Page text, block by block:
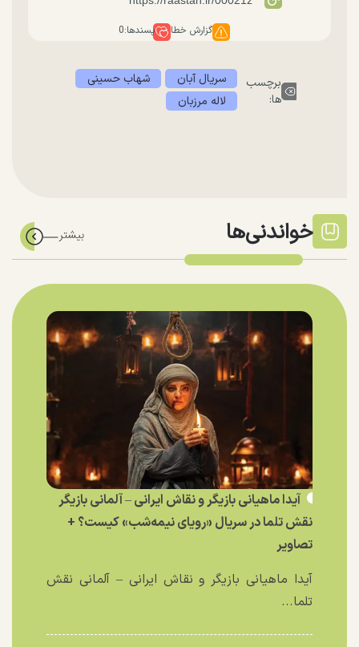
گزارش خطا پسندها:0
برچسب
ها:
سریال آبان
شهاب حسینی
لاله مرزبان
خواندنی‌ها
آیدا ماهیانی بازیگر و نقاش ایرانی – آلمانی بازیگر
نقش تلما در سریال «رویای نیمه‌شب» کیست؟ +
تصاویر
آیدا ماهیانی بازیگر و نقاش ایرانی – آلمانی نقش
تلما...